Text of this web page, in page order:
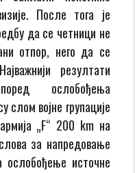
После тога је
да се четници не
отпор, него да се
резултати
ослобођења
слом војне групације
„F“ 200 km на
за напредовање
источне